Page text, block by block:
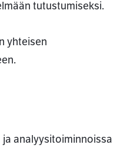
tutustumiseksi.
yhteisen
analyysitoiminnoissa